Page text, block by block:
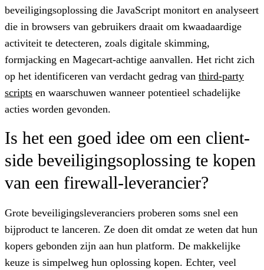
beveiligingsoplossing die JavaScript monitort en analyseert
die in browsers van gebruikers draait om kwaadaardige
activiteit te detecteren, zoals digitale skimming,
formjacking en Magecart-achtige aanvallen. Het richt zich
op het identificeren van verdacht gedrag van third-party
scripts en waarschuwen wanneer potentieel schadelijke
acties worden gevonden.
Is het een goed idee om een client-
side beveiligingsoplossing te kopen
van een firewall-leverancier?
Grote beveiligingsleveranciers proberen soms snel een
bijproduct te lanceren. Ze doen dit omdat ze weten dat hun
kopers gebonden zijn aan hun platform. De makkelijke
keuze is simpelweg hun oplossing kopen. Echter, veel